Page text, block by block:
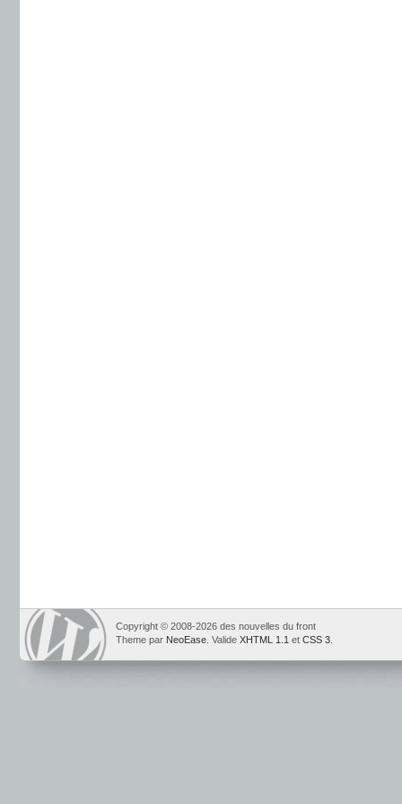
Copyright © 2008-2026 des nouvelles du front
Theme par NeoEase . Valide XHTML 1.1 et CSS 3